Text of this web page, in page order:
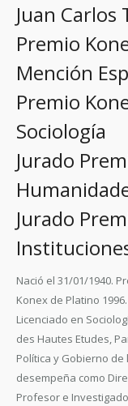
Juan Carlos
Premio
Mención
Premio
Sociología
Jurado
Jurado
Nació el 31/01/1940.
Konex de Platino
Licenciado en
des Hautes Etudes,
Política y Gobierno de
desempeña como
Profesor e